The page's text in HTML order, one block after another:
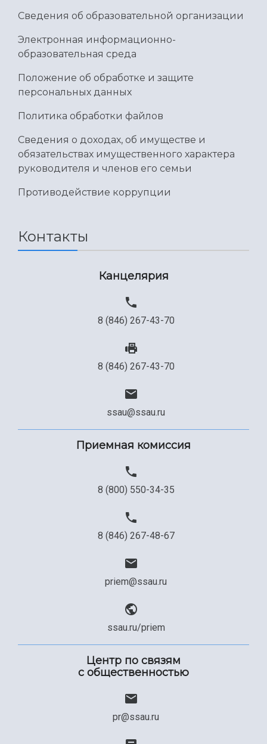
Сведения об образовательной организации
Электронная информационно-
образовательная среда
Положение об обработке и защите
персональных данных
Политика обработки файлов
Сведения о доходах, об имуществе и
обязательствах имущественного характера
руководителя и членов его семьи
Противодействие коррупции
Контакты
Канцелярия
8 (846) 267-43-70
8 (846) 267-43-70
ssau@ssau.ru
Приемная комиссия
8 (800) 550-34-35
8 (846) 267-48-67
priem@ssau.ru
ssau.ru/priem
Центр по связям
с общественностью
pr@ssau.ru